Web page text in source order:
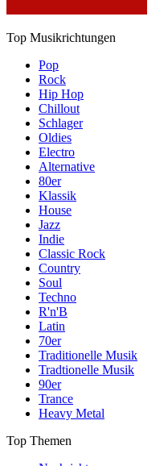
Top Musikrichtungen
Pop
Rock
Hip Hop
Chillout
Schlager
Oldies
Electro
Alternative
80er
Klassik
House
Jazz
Indie
Classic Rock
Country
Soul
Techno
R'n'B
Latin
70er
Traditionelle Musik
Tradtionelle Musik
90er
Trance
Heavy Metal
Top Themen